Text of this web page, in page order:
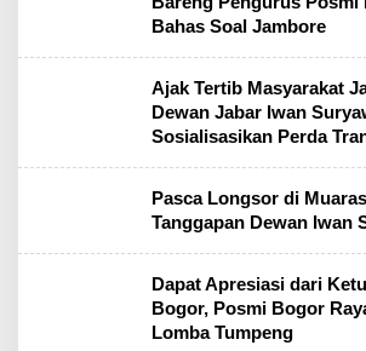
Bahas Soal Jambore
Ajak Tertib Masyarakat
Dewan Jabar Iwan
Sosialisasikan Perda
Pasca Longsor di
Tanggapan Dewan Iwan
Dapat Apresiasi dari
Bogor, Posmi Bogor
Lomba Tumpeng